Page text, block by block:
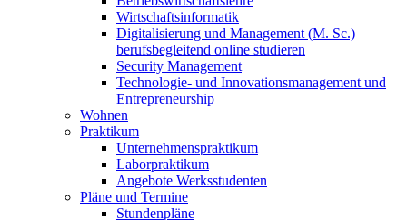
Wirtschaftsinformatik
Digitalisierung und Management (M. Sc.)
berufsbegleitend online studieren
Security Management
Technologie- und Innovationsmanagement und
Entrepreneurship
Wohnen
Praktikum
Unternehmenspraktikum
Laborpraktikum
Angebote Werksstudenten
Pläne und Termine
Stundenpläne